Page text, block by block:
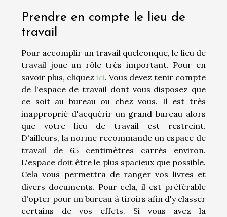
Prendre en compte le lieu de
travail
Pour accomplir un travail quelconque, le lieu de
travail joue un rôle très important. Pour en
savoir plus, cliquez ici. Vous devez tenir compte
de l'espace de travail dont vous disposez que
ce soit au bureau ou chez vous. Il est très
inapproprié d'acquérir un grand bureau alors
que votre lieu de travail est restreint.
D'ailleurs, la norme recommande un espace de
travail de 65 centimètres carrés environ.
L'espace doit être le plus spacieux que possible.
Cela vous permettra de ranger vos livres et
divers documents. Pour cela, il est préférable
d'opter pour un bureau à tiroirs afin d'y classer
certains de vos effets. Si vous avez la